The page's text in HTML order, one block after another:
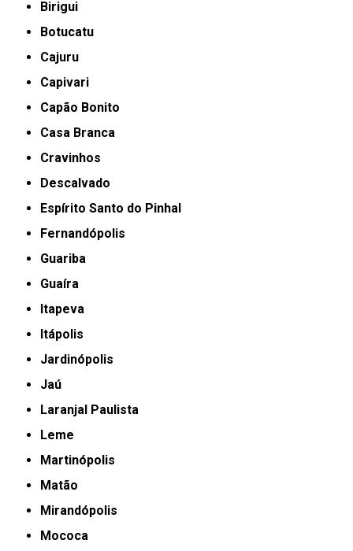
Birigui
Botucatu
Cajuru
Capivari
Capão Bonito
Casa Branca
Cravinhos
Descalvado
Espírito Santo do Pinhal
Fernandópolis
Guariba
Guaíra
Itapeva
Itápolis
Jardinópolis
Jaú
Laranjal Paulista
Leme
Martinópolis
Matão
Mirandópolis
Mococa